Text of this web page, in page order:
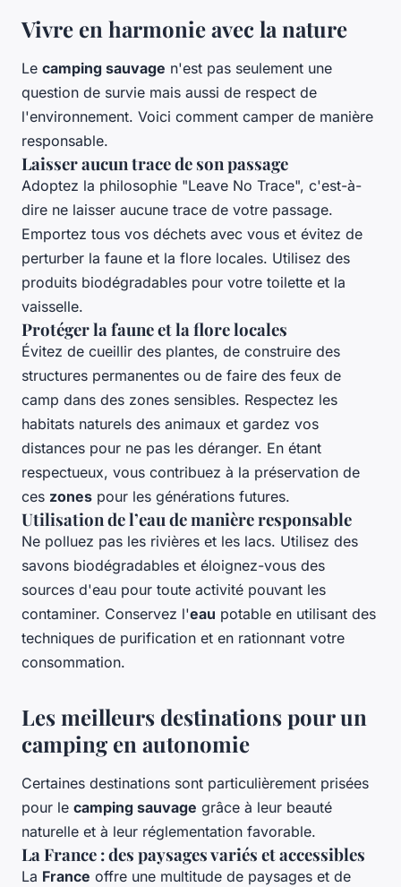
Vivre en harmonie avec la nature
Le camping sauvage n'est pas seulement une
question de survie mais aussi de respect de
l'environnement. Voici comment camper de manière
responsable.
Laisser aucun trace de son passage
Adoptez la philosophie "Leave No Trace", c'est-à-
dire ne laisser aucune trace de votre passage.
Emportez tous vos déchets avec vous et évitez de
perturber la faune et la flore locales. Utilisez des
produits biodégradables pour votre toilette et la
vaisselle.
Protéger la faune et la flore locales
Évitez de cueillir des plantes, de construire des
structures permanentes ou de faire des feux de
camp dans des zones sensibles. Respectez les
habitats naturels des animaux et gardez vos
distances pour ne pas les déranger. En étant
respectueux, vous contribuez à la préservation de
ces zones pour les générations futures.
Utilisation de l’eau de manière responsable
Ne polluez pas les rivières et les lacs. Utilisez des
savons biodégradables et éloignez-vous des
sources d'eau pour toute activité pouvant les
contaminer. Conservez l'eau potable en utilisant des
techniques de purification et en rationnant votre
consommation.
Les meilleurs destinations pour un
camping en autonomie
Certaines destinations sont particulièrement prisées
pour le camping sauvage grâce à leur beauté
naturelle et à leur réglementation favorable.
La France : des paysages variés et accessibles
La France offre une multitude de paysages et de